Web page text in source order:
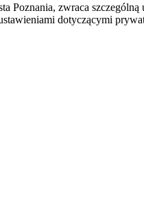
zwraca
dotyczącymi